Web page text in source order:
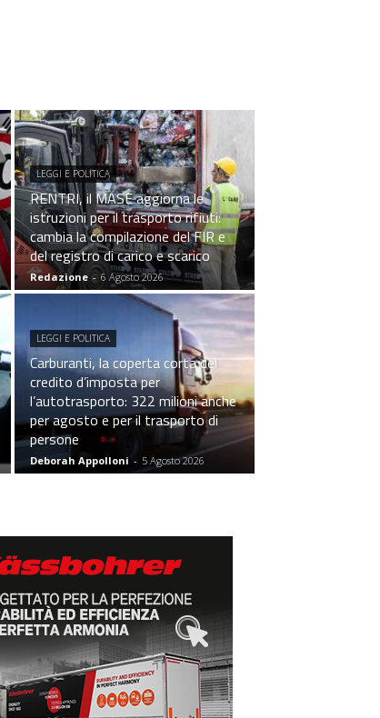
LEGGI E POLITICA
RENTRI, il MASE aggiorna le
istruzioni per il trasporto rifiuti:
cambia la compilazione del FIR e
del registro di carico e scarico
Redazione - 6 Agosto 2026
LEGGI E POLITICA
Carburanti, la coperta corta del
credito d’imposta per
l’autotrasporto: 322 milioni anche
per agosto e per il trasporto di
persone
Deborah Appolloni - 5 Agosto 2026